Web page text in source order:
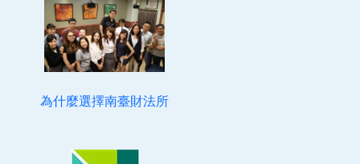
為什麼選擇南臺財法所